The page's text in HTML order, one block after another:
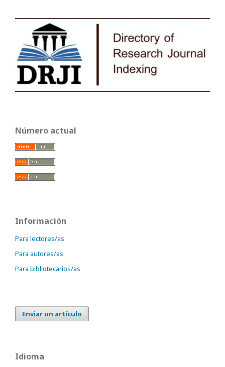
Número actual
Información
Para lectores/as
Para autores/as
Para bibliotecarios/as
Enviar un artículo
Idioma